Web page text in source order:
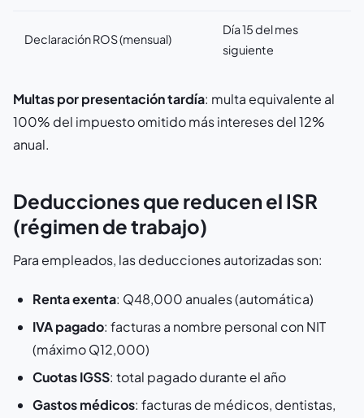
Declaración ROS (mensual)
Día 15 del mes
siguiente
Multas por presentación tardía: multa equivalente al
100% del impuesto omitido más intereses del 12%
anual.
Deducciones que reducen el ISR
(régimen de trabajo)
Para empleados, las deducciones autorizadas son:
Renta exenta: Q48,000 anuales (automática)
IVA pagado: facturas a nombre personal con NIT
(máximo Q12,000)
Cuotas IGSS: total pagado durante el año
Gastos médicos: facturas de médicos, dentistas,